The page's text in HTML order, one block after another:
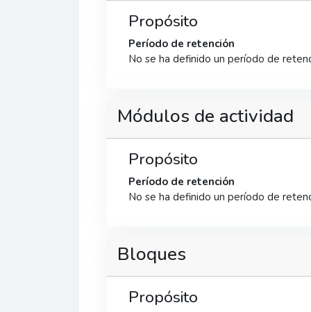
Propósito
Período de retención
No se ha definido un período de
Módulos de actividad
Propósito
Período de retención
No se ha definido un período de
Bloques
Propósito